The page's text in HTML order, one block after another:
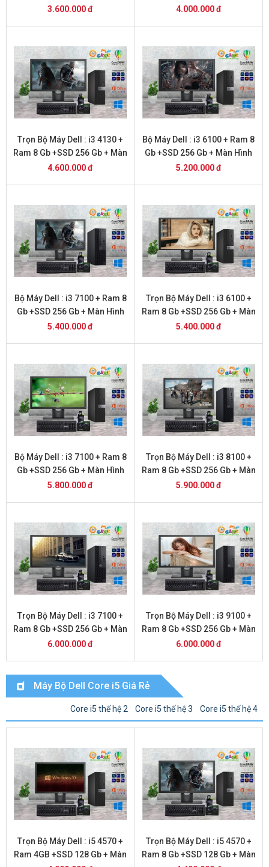
20 inch
3.600.000 đ
Hình 20
4.000.000 đ
Trọn Bộ Máy Dell : i3 4130 +
Ram 8 Gb +SSD 256 Gb + Màn
Hình 20
4.600.000 đ
Bộ Máy Dell : i3 6100 + Ram 8
Gb +SSD 256 Gb + Màn Hình
20
5.200.000 đ
Bộ Máy Dell : i3 7100 + Ram 8
Gb +SSD 256 Gb + Màn Hình
20
5.400.000 đ
Trọn Bộ Máy Dell : i3 6100 +
Ram 8 Gb +SSD 256 Gb + Màn
Hình 22
5.400.000 đ
Bộ Máy Dell : i3 7100 + Ram 8
Gb +SSD 256 Gb + Màn Hình
22
5.800.000 đ
Trọn Bộ Máy Dell : i3 8100 +
Ram 8 Gb +SSD 256 Gb + Màn
Hình 20
5.900.000 đ
Trọn Bộ Máy Dell : i3 7100 +
Ram 8 Gb +SSD 256 Gb + Màn
Hình 24
6.000.000 đ
Trọn Bộ Máy Dell : i3 9100 +
Ram 8 Gb +SSD 256 Gb + Màn
Hình 20
6.000.000 đ
Máy Bộ Dell Core i5 Giá Rẻ
Core i5 thế hệ 2 Core i5 thế hệ 3 Core i5 thế hệ 4
Trọn Bộ Máy Dell : i5 4570 +
Ram 4GB +SSD 128 Gb + Màn
Trọn Bộ Máy Dell : i5 4570 +
Ram 8 Gb +SSD 128 Gb + Màn